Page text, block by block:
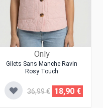
Only
Gilets Sans Manche Ravin
Rosy Touch
36,99 € 18,90 €